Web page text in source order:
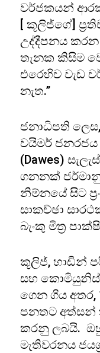
වර්ජකයන්
[ කූලිජ්ගේ]
උද්දීපනය
තැනක කිසිම
එරෙහිව වැඩ
නැත.”
ජනාධිපති
වයිමර් ජනරජය
(Dawes)
ගනනක්
නිම්නයේ සිට
සාකච්ඡා
බැංකු මිත්‍ර
කූලිජ්, හාඩින්
සහ
ගෙන ගිය අතර,
පනතට අත්සන්
කරනු ලබයි.
මැතිවරනය